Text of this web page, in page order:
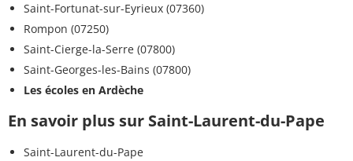
Saint-Fortunat-sur-Eyrieux (07360)
Rompon (07250)
Saint-Cierge-la-Serre (07800)
Saint-Georges-les-Bains (07800)
Les écoles en Ardèche
En savoir plus sur Saint-Laurent-du-Pape
Saint-Laurent-du-Pape